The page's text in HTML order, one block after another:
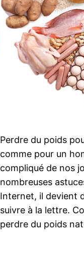
Perdre du poids
comme pour un
compliqué de nos
nombreuses
Internet, il devient
suivre à la lettre.
perdre du poids